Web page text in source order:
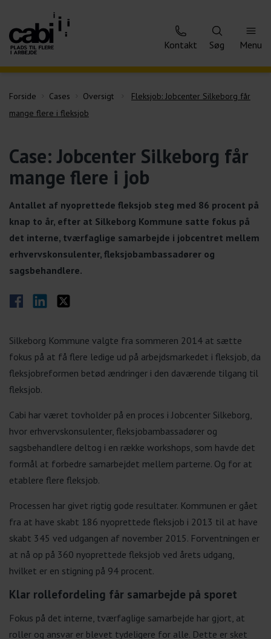
Kontakt Søg Menu
Forside Cases Oversigt
Fleksjob: Jobcenter Silkeborg får
mange flere i fleksjob
Case: Jobcenter Silkeborg får
mange flere i job
Antallet af nyoprettede fleksjob steg med 86 procent på
knap to år, efter at Silkeborg Kommune satte fokus på
det interne, tværfaglige samarbejde i jobcentret mellem
erhvervskonsulenter, fleksjobambassadører og
sagsbehandlere.
Del på Facebook
Del på LinkedIn
Del på Twitter
Silkeborg Kommune valgte fra sommeren 2014 at sætte
fokus på at få flere ledige ud på arbejdsmarkedet i fleksjob, da
fleksjobreformen betød ændringer i den daværende tilgang til
fleksjob.
Cabi har været tovholder på en proces i Jobcenter Silkeborg,
hvor erhvervskonsulenter, fleksjobambassadører og
sagsbehandlere deltog i en række workshops, som havde det
formål at forbedre samarbejdet mellem parterne. Og for at
etablere flere fleksjob.
Processen har givet rigtig gode resultater. Kommunen er gået
fra at have skabt 186 nyoprettede fleksjob i 2013 til at have
skabt 345 ved udgangen af november 2015. Forventningen er
at nå op på 360 nyoprettede fleksjob ved årets udgang,
hvilket er en stigning på 94 procent.
Klar rollefordeling får samarbejde på sporet
Fokus på det interne, tværfaglige samarbejde har gjort, at
roller og ansvar er blevet tydeligere for alle. Dette er sket